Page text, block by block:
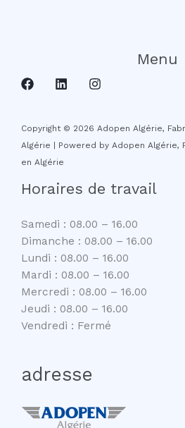
Menu
Copyright © 2026 Adopen Algérie,
Algérie | Powered by Adopen Algérie,
en Algérie
Horaires de travail
Samedi : 08.00 – 16.00
Dimanche : 08.00 – 16.00
Lundi : 08.00 – 16.00
Mardi : 08.00 – 16.00
Mercredi : 08.00 – 16.00
Jeudi : 08.00 – 16.00
Vendredi : Fermé
adresse